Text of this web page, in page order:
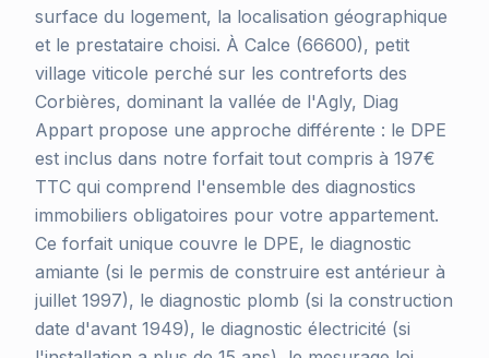
surface du logement, la localisation géographique
et le prestataire choisi. À Calce (66600), petit
village viticole perché sur les contreforts des
Corbières, dominant la vallée de l'Agly, Diag
Appart propose une approche différente : le DPE
est inclus dans notre forfait tout compris à 197€
TTC qui comprend l'ensemble des diagnostics
immobiliers obligatoires pour votre appartement.
Ce forfait unique couvre le DPE, le diagnostic
amiante (si le permis de construire est antérieur à
juillet 1997), le diagnostic plomb (si la construction
date d'avant 1949), le diagnostic électricité (si